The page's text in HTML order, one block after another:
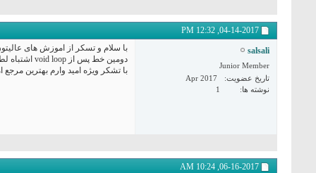
04-14-2017,
12:32 PM
salsali
Junior Member
تاریخ عضویت
Apr 2017
نوشته ها
1
با سلام و تسکر از اموزش های
دومین خط پس از void loop اشتباه لطفا اصلاح کنید..
با تشکر ویژه امید وارم بهترین مرجع
06-16-2017,
10:24 AM